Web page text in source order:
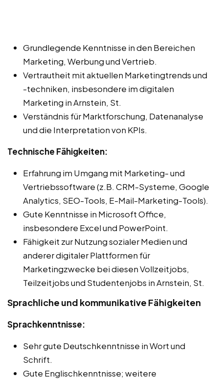
Grundlegende Kenntnisse in den Bereichen
Marketing, Werbung und Vertrieb.
Vertrautheit mit aktuellen Marketingtrends und
-techniken, insbesondere im digitalen
Marketing in Arnstein, St.
Verständnis für Marktforschung, Datenanalyse
und die Interpretation von KPIs.
Technische Fähigkeiten:
Erfahrung im Umgang mit Marketing- und
Vertriebssoftware (z.B. CRM-Systeme, Google
Analytics, SEO-Tools, E-Mail-Marketing-Tools).
Gute Kenntnisse in Microsoft Office,
insbesondere Excel und PowerPoint.
Fähigkeit zur Nutzung sozialer Medien und
anderer digitaler Plattformen für
Marketingzwecke bei diesen Vollzeitjobs,
Teilzeitjobs und Studentenjobs in Arnstein, St.
Sprachliche und kommunikative Fähigkeiten
Sprachkenntnisse:
Sehr gute Deutschkenntnisse in Wort und
Schrift.
Gute Englischkenntnisse; weitere